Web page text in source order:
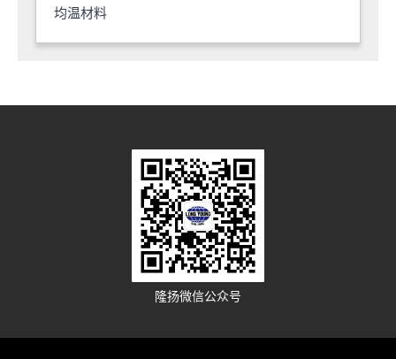
均温材料
隆扬微信公众号